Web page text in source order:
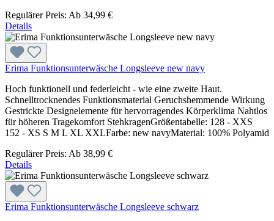
Regulärer Preis: Ab 34,99 €
Details
Erima Funktionsunterwäsche Longsleeve new navy
Hoch funktionell und federleicht - wie eine zweite Haut.
Schnelltrocknendes Funktionsmaterial Geruchshemmende Wirkung
Gestrickte Designelemente für hervorragendes Körperklima Nahtlos
für höheren Tragekomfort StehkragenGrößentabelle: 128 - XXS
152 - XS S M L XL XXLFarbe: new navyMaterial: 100% Polyamid
Regulärer Preis: Ab 38,99 €
Details
Erima Funktionsunterwäsche Longsleeve schwarz